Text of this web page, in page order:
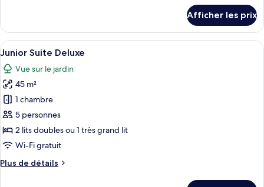
Junior
Suite
Deluxe
Afficher les prix
Afficher
toutes
les
photos
pour
ce
type
de
chambre :
Junior
Un salon moderne avec une table
5
Junior Suite Deluxe
Vue sur le jardin
45 m²
1 chambre
5 personnes
2 lits doubles ou 1 très grand lit
Wi-Fi gratuit
Plus de détails
Plus